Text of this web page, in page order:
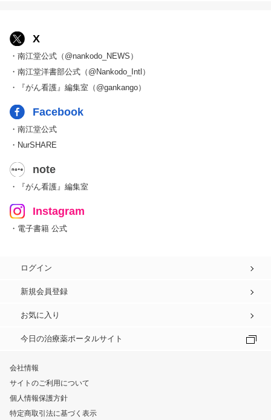
X
・南江堂公式（@nankodo_NEWS）
・南江堂洋書部公式（@Nankodo_Intl）
・『がん看護』編集室（@gankango）
Facebook
・南江堂公式
・NurSHARE
note
・『がん看護』編集室
Instagram
・電子書籍 公式
ログイン
新規会員登録
お気に入り
今日の治療薬ポータルサイト
会社情報
サイトのご利用について
個人情報保護方針
特定商取引法に基づく表示